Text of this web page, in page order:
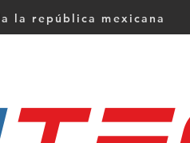
la república mexicana